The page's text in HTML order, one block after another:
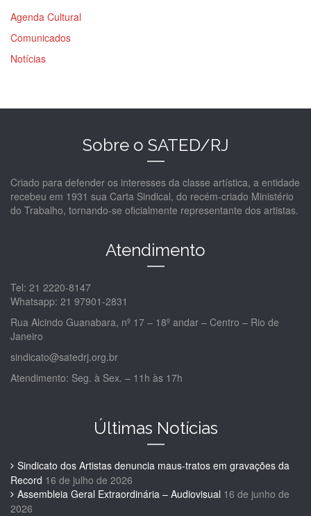
Agenda Cultural
Comunicados
Notícias
Sobre o SATED/RJ
Criado para defender os interesses da classe artística, a entidade
recebeu em 1931 sua Carta Sindical, do recém-criado Ministério
do Trabalho, tornando-se oficialmente representante dos artistas.
Atendimento
Tel: 21 2220-8147
Whatsapp: 21 97901-2831
Rua Alcindo Guanabara, nº 17 – 18º andar – Centro – Rio de
Janeiro
sindicato@satedrj.org.br
Atendimento: Seg. à Sex. – 11h às 17h
Últimas Notícias
Sindicato dos Artistas denuncia maus-tratos em gravações da
Record 16 de julho de 2026
Assembleia Geral Extraordinária – Audiovisual 16 de junho de
2026